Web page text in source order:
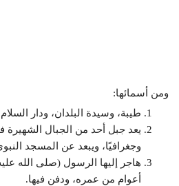
ومن أسمائها:
طيبة، وسيدة البلدان، ودار
يعد جبل أحد من الجبال الشهيرة
وجغرافيًا، ويبعد عن المسجد النبوي
أعوام من عمره، ودفن فيها.